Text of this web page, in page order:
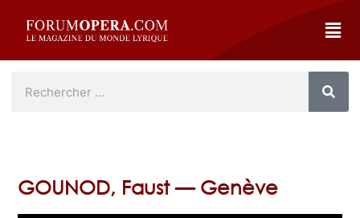
GOUNOD, Faust — Genève